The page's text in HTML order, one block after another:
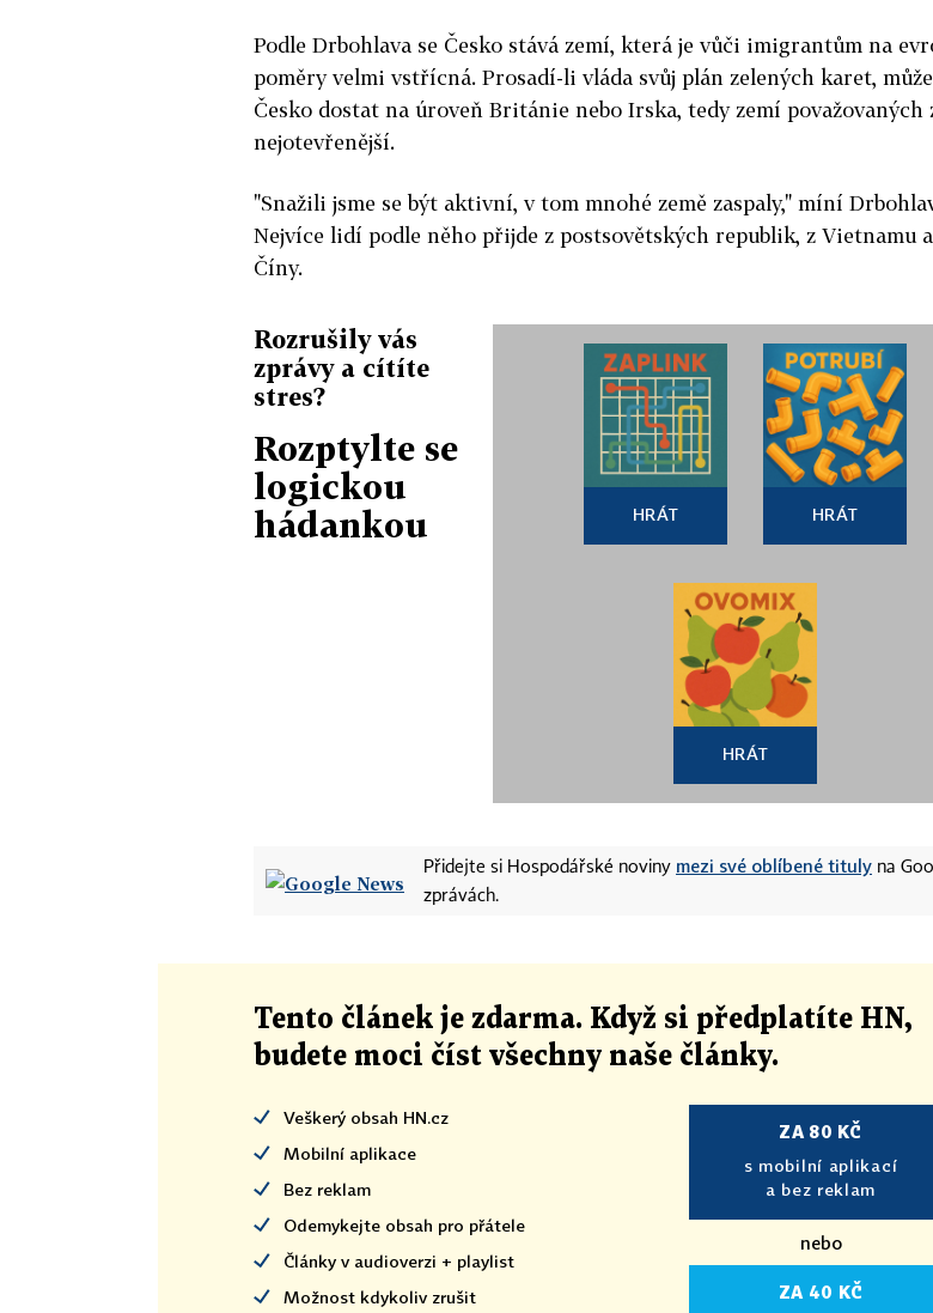
Podle Drbohlava se Česko stává zemí, která je vůči imigrantům na
poměry velmi vstřícná. Prosadí-li vláda svůj plán zelených karet,
Česko dostat na úroveň Británie nebo Irska, tedy zemí považovaných
nejotevřenější.
"Snažili jsme se být aktivní, v tom mnohé země zaspaly," míní
Nejvíce lidí podle něho přijde z postsovětských republik, z Vietnamu
Číny.
Rozrušily vás
zprávy a cítíte
stres?
Rozptylte se
logickou
hádankou
HRÁT HRÁT
HRÁT
Přidejte si Hospodářské noviny mezi své oblíbené tituly na
zprávách.
Tento článek je zdarma. Když si předplatíte HN,
budete moci číst všechny naše články.
Veškerý obsah HN.cz
Mobilní aplikace
Bez reklam
Odemykejte obsah pro přátele
Články v audioverzi + playlist
Možnost kdykoliv zrušit
ZA 80 KČ
s mobilní aplikací
a bez reklam
nebo
ZA 40 KČ